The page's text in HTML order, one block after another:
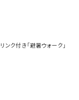
ンク付き｢避暑ウォーク｣